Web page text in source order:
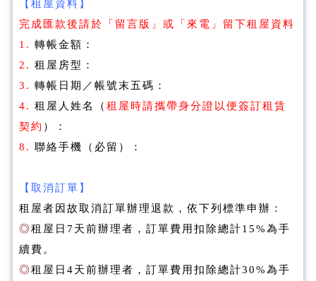
【租屋資料】
完成匯款後請於「留言版」或「來電」留下租屋資料
1. 轉帳金額：
2. 租屋房型：
3. 轉帳日期／帳號末五碼：
4. 租屋人姓名（ 租屋時請攜帶身分證以便簽訂租賃
契約 ）：
8. 聯絡手機（必留）：
【 取消訂單】
租屋者因故取消訂單辦理退款，依下列標準申辦：
◎租屋日7天前辦理者，訂單費用扣除總計15%為手
續費。
◎租屋日4天前辦理者，訂單費用扣除總計30%為手